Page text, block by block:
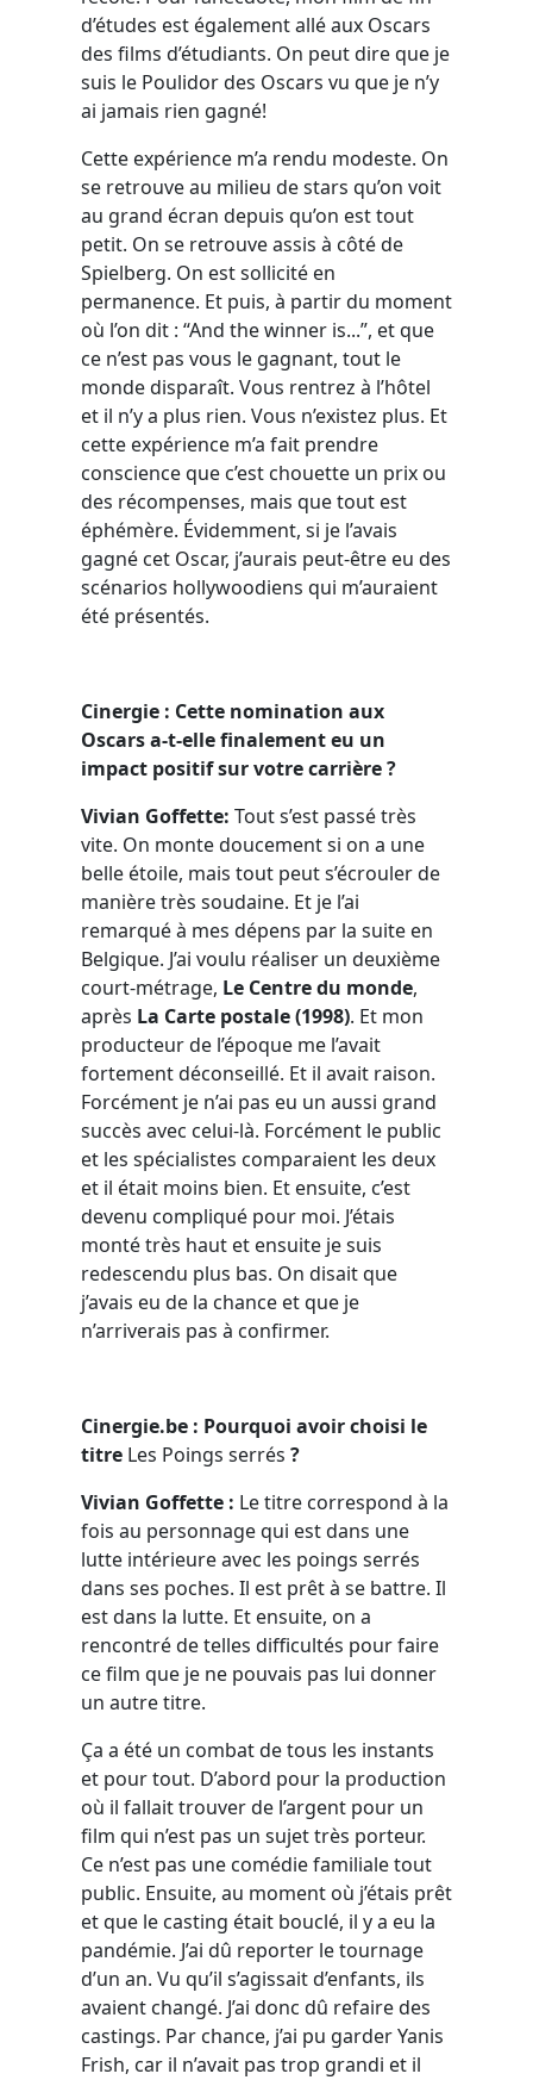
d’études est également allé aux Oscars
des films d’étudiants. On peut dire que je
suis le Poulidor des Oscars vu que je n’y
ai jamais rien gagné!
Cette expérience m’a rendu modeste. On
se retrouve au milieu de stars qu’on voit
au grand écran depuis qu’on est tout
petit. On se retrouve assis à côté de
Spielberg. On est sollicité en
permanence. Et puis, à partir du moment
où l’on dit : “And the winner is...”, et que
ce n’est pas vous le gagnant, tout le
monde disparaît. Vous rentrez à l’hôtel
et il n’y a plus rien. Vous n’existez plus. Et
cette expérience m’a fait prendre
conscience que c’est chouette un prix ou
des récompenses, mais que tout est
éphémère. Évidemment, si je l’avais
gagné cet Oscar, j’aurais peut-être eu des
scénarios hollywoodiens qui m’auraient
été présentés.
Cinergie : Cette nomination aux
Oscars a-t-elle finalement eu un
impact positif sur votre carrière ?
Vivian Goffette: Tout s’est passé très
vite. On monte doucement si on a une
belle étoile, mais tout peut s’écrouler de
manière très soudaine. Et je l’ai
remarqué à mes dépens par la suite en
Belgique. J’ai voulu réaliser un deuxième
court-métrage, Le Centre du monde,
après La Carte postale (1998). Et mon
producteur de l’époque me l’avait
fortement déconseillé. Et il avait raison.
Forcément je n’ai pas eu un aussi grand
succès avec celui-là. Forcément le public
et les spécialistes comparaient les deux
et il était moins bien. Et ensuite, c’est
devenu compliqué pour moi. J’étais
monté très haut et ensuite je suis
redescendu plus bas. On disait que
j’avais eu de la chance et que je
n’arriverais pas à confirmer.
Cinergie.be : Pourquoi avoir choisi le
titre Les Poings serrés ?
Vivian Goffette : Le titre correspond à la
fois au personnage qui est dans une
lutte intérieure avec les poings serrés
dans ses poches. Il est prêt à se battre. Il
est dans la lutte. Et ensuite, on a
rencontré de telles difficultés pour faire
ce film que je ne pouvais pas lui donner
un autre titre.
Ça a été un combat de tous les instants
et pour tout. D’abord pour la production
où il fallait trouver de l’argent pour un
film qui n’est pas un sujet très porteur.
Ce n’est pas une comédie familiale tout
public. Ensuite, au moment où j’étais prêt
et que le casting était bouclé, il y a eu la
pandémie. J’ai dû reporter le tournage
d’un an. Vu qu’il s’agissait d’enfants, ils
avaient changé. J’ai donc dû refaire des
castings. Par chance, j’ai pu garder Yanis
Frish, car il n’avait pas trop grandi et il